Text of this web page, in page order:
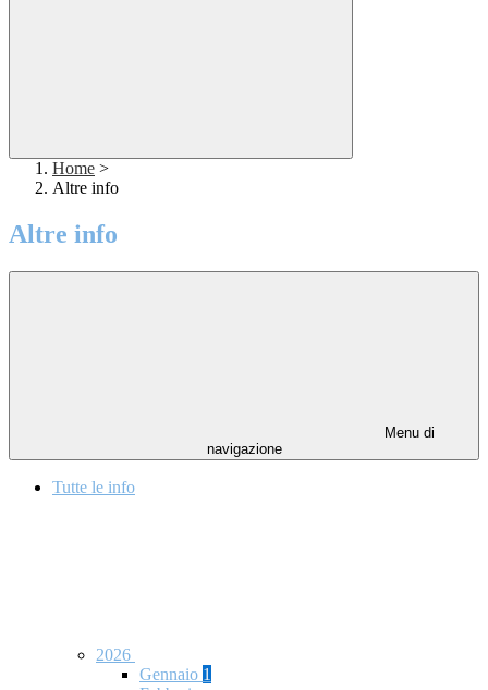
Home >
Altre info
Altre info
Menu di
navigazione
Tutte le info
2026
Gennaio 1